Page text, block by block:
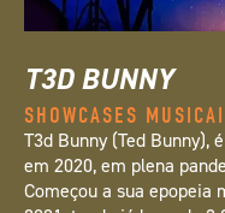
T3D BUNNY
SHOWCASES
T3d Bunny (Ted Bunny),
em 2020, em plena
Começou a sua epopeia